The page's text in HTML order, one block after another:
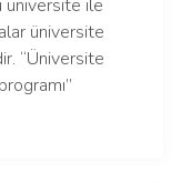
üniversite ile
üniversite
“Üniversite